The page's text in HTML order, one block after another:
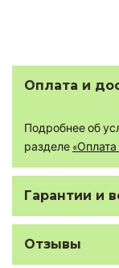
Оплата и
Подробнее об
разделе
Гарантии и
Отзывы